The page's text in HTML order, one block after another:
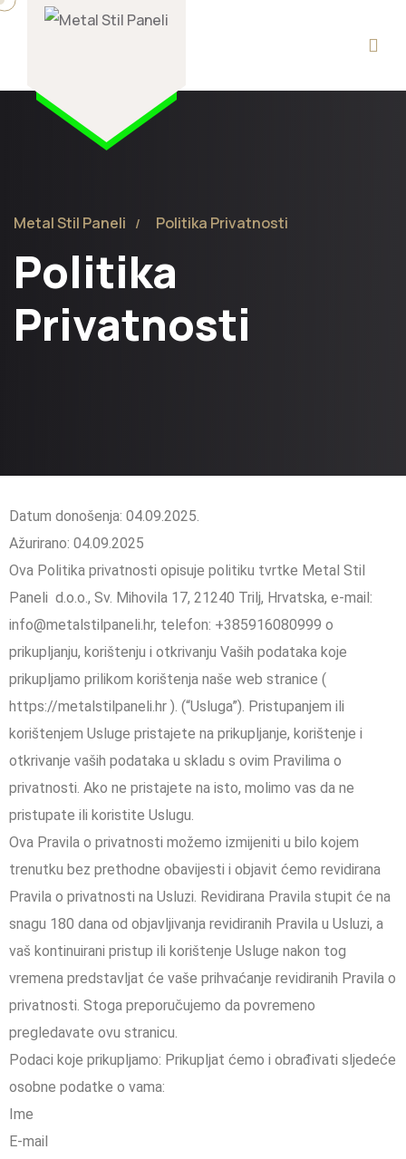
Metal Stil Paneli Politika Privatnosti
Politika
Privatnosti
Datum donošenja: 04.09.2025.
Ažurirano: 04.09.2025
Ova Politika privatnosti opisuje politiku tvrtke Metal Stil
Paneli d.o.o., Sv. Mihovila 17, 21240 Trilj, Hrvatska, e-mail:
info@metalstilpaneli.hr, telefon: +385916080999 o
prikupljanju, korištenju i otkrivanju Vaših podataka koje
prikupljamo prilikom korištenja naše web stranice (
https://metalstilpaneli.hr ). (“Usluga”). Pristupanjem ili
korištenjem Usluge pristajete na prikupljanje, korištenje i
otkrivanje vaših podataka u skladu s ovim Pravilima o
privatnosti. Ako ne pristajete na isto, molimo vas da ne
pristupate ili koristite Uslugu.
Ova Pravila o privatnosti možemo izmijeniti u bilo kojem
trenutku bez prethodne obavijesti i objavit ćemo revidirana
Pravila o privatnosti na Usluzi. Revidirana Pravila stupit će na
snagu 180 dana od objavljivanja revidiranih Pravila u Usluzi, a
vaš kontinuirani pristup ili korištenje Usluge nakon tog
vremena predstavljat će vaše prihvaćanje revidiranih Pravila o
privatnosti. Stoga preporučujemo da povremeno
pregledavate ovu stranicu.
Podaci koje prikupljamo: Prikupljat ćemo i obrađivati sljedeće
osobne podatke o vama:
Ime
E-mail